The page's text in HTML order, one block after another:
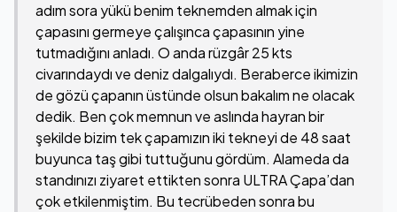
adım sora yükü benim teknemden almak için
çapasını germeye çalışınca çapasının yine
tutmadığını anladı. O anda rüzgâr 25 kts
civarındaydı ve deniz dalgalıydı. Beraberce ikimizin
de gözü çapanın üstünde olsun bakalım ne olacak
dedik. Ben çok memnun ve aslında hayran bir
şekilde bizim tek çapamızın iki tekneyi de 48 saat
buyunca taş gibi tuttuğunu gördüm. Alameda da
standınızı ziyaret ettikten sonra ULTRA Çapa’dan
çok etkilenmiştim. Bu tecrübeden sonra bu